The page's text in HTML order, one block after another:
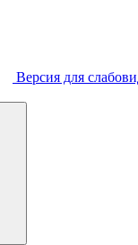
Версия для